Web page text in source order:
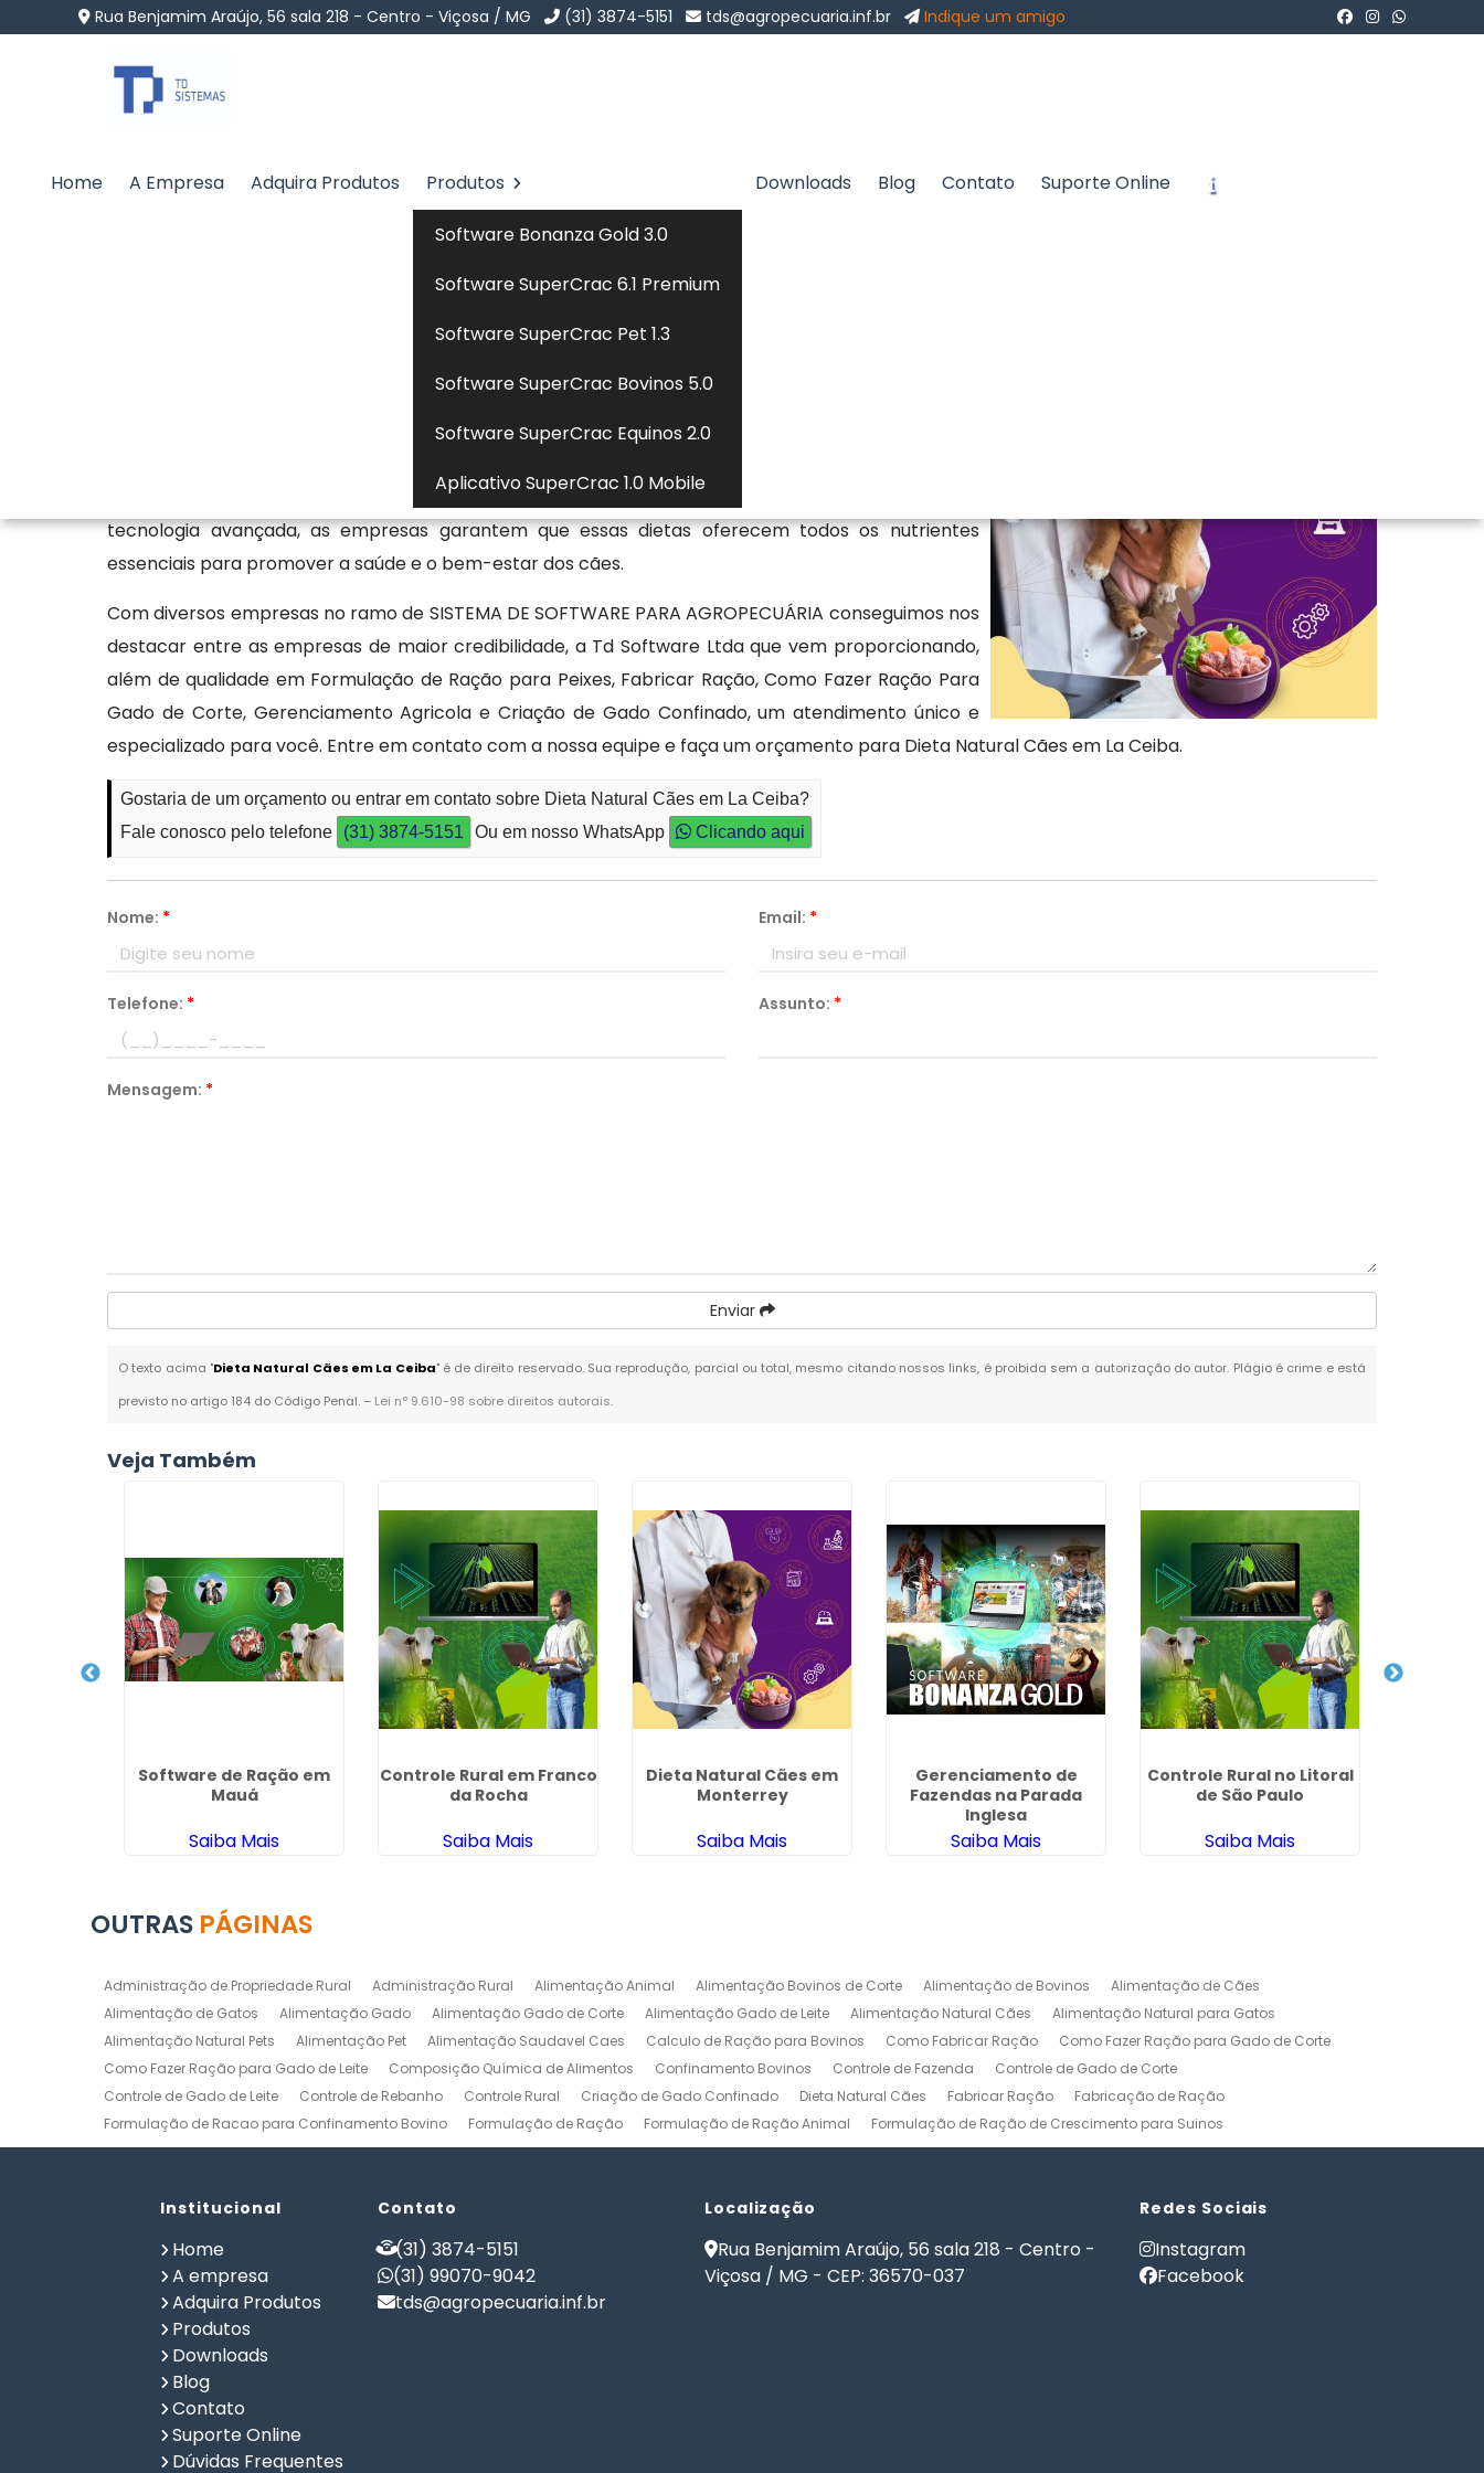
Rua Benjamim Araújo, 56 sala 218 - Centro - Viçosa / MG (31) 3874-5151 tds@agropecuaria.inf.br Indique um amigo
Home A Empresa Adquira Produtos Produtos
Software Bonanza Gold 3.0
Software SuperCrac 6.1 Premium
Software SuperCrac Pet 1.3
Software SuperCrac Bovinos 5.0
Software SuperCrac Equinos 2.0
Aplicativo SuperCrac 1.0 Mobile
Downloads Blog Contato Suporte Online
Dieta Natural Cães em La Ceiba
processados, em contraste com rações industrializadas. Essa dieta inclui ingredientes naturais,
como carnes magras, vegetais, frutas e grãos integrais, proporcionando uma nutrição equilibrada e
específicas de cada cão, considerando fatores como idade, tamanho e saúde geral. Com o uso de
tecnologia avançada, as empresas garantem que essas dietas oferecem todos os nutrientes
essenciais para promover a saúde e o bem-estar dos cães.
Com diversos empresas no ramo de SISTEMA DE SOFTWARE PARA AGROPECUÁRIA conseguimos nos
destacar entre as empresas de maior credibilidade, a Td Software Ltda que vem proporcionando,
além de qualidade em Formulação de Ração para Peixes, Fabricar Ração, Como Fazer Ração Para
Gado de Corte, Gerenciamento Agricola e Criação de Gado Confinado, um atendimento único e
especializado para você. Entre em contato com a nossa equipe e faça um orçamento para Dieta Natural Cães em La Ceiba.
Gostaria de um orçamento ou entrar em contato sobre Dieta Natural Cães em La Ceiba?
Fale conosco pelo telefone
(31) 3874-5151 Ou em nosso WhatsApp Clicando aqui
Nome: * Email: *
Telefone: * Assunto: *
Mensagem: *
Enviar
O texto acima "Dieta Natural Cães em La Ceiba" é de direito reservado. Sua reprodução, parcial ou total, mesmo citando nossos links, é proibida sem a autorização do autor. Plágio é crime e está
previsto no artigo 184 do Código Penal. – Lei n° 9.610-98 sobre direitos autorais.
Veja Também
Software de Ração em
Mauá
Saiba Mais
Controle Rural em Franco
da Rocha
Saiba Mais
Dieta Natural Cães em
Monterrey
Saiba Mais
Gerenciamento de
Fazendas na Parada
Inglesa
Saiba Mais
Controle Rural no Litoral
de São Paulo
Saiba Mais
OUTRAS PÁGINAS
Administração de Propriedade Rural Administração Rural Alimentação Animal Alimentação Bovinos de Corte Alimentação de Bovinos
Alimentação de Cães
Alimentação de Gatos
Alimentação Gado Alimentação Gado de Corte Alimentação Gado de Leite Alimentação Natural Cães
Alimentação Natural para Gatos
Alimentação Natural Pets
Alimentação Pet Alimentação Saudavel Caes Calculo de Ração para Bovinos Como Fabricar Ração
Como Fazer Ração para Gado de Corte
Como Fazer Ração para Gado de Leite
Composição Química de Alimentos Confinamento Bovinos Controle de Fazenda
Controle de Gado de Corte
Controle de Gado de Leite
Controle de Rebanho Controle Rural Criação de Gado Confinado Dieta Natural Cães Fabricar Ração
Fabricação de Ração
Formulação de Racao para Confinamento Bovino
Formulação de Ração Formulação de Ração Animal
Formulação de Ração de Crescimento para Suinos
Formulação de Ração de Postura para Galinhas
Formulação de Ração para Aves de Postura Formulação de Ração para Bezerros
Formulação de Ração para Bovinos
Formulação de Ração para Frango de Corte
Formulação de Ração para Gado Leiteiro Formulação de Ração para Peixes
Formulação de Ração para Suínos
Gerenciamento de Fazendas
Gerenciamento Rural Gestão Rural Nutrição de Bovinos Nutrição de Cães e Gatos
Nutrição PET
Planilha Formulação de Ração Vacas Leiteiras
Programa de Formulação de Ração para Bovinos
Software Administração Rural
Software de Gestão de Propriedade Rural
Software de Ração
Software para Agricultura
Institucional
Home
A empresa
Adquira Produtos
Produtos
Downloads
Blog
Contato
Suporte Online
Dúvidas Frequentes
Contato
(31) 3874-5151
(31) 99070-9042
tds@agropecuaria.inf.br
Localização
Rua Benjamim Araújo, 56 sala 218 - Centro -
Viçosa / MG - CEP: 36570-037
Redes Sociais
Instagram
Facebook